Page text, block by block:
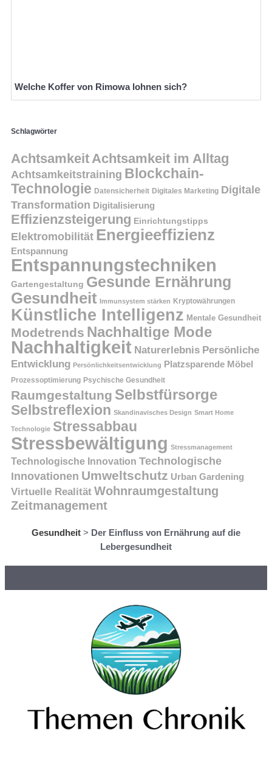
Welche Koffer von Rimowa lohnen sich?
Schlagwörter
AchtsamkeitAchtsamkeit im Alltag
Achtsamkeitstraining Blockchain-
Technologie Datensicherheit Digitales Marketing Digitale
Transformation Digitalisierung
Effizienzsteigerung Einrichtungstipps
Elektromobilität Energieeffizienz
Entspannung
Entspannungstechniken
Gartengestaltung Gesunde Ernährung
Gesundheit Immunsystem stärken Kryptowährungen
Künstliche Intelligenz Mentale Gesundheit
Modetrends Nachhaltige Mode
Nachhaltigkeit Naturerlebnis Persönliche
Entwicklung Persönlichkeitsentwicklung Platzsparende Möbel
Prozessoptimierung Psychische Gesundheit
Raumgestaltung Selbstfürsorge
Selbstreflexion Skandinavisches Design Smart Home
Technologie Stressabbau
Stressbewältigung Stressmanagement
Technologische Innovation Technologische
Innovationen Umweltschutz Urban Gardening
Virtuelle Realität Wohnraumgestaltung
Zeitmanagement
Gesundheit > Der Einfluss von Ernährung auf die
Lebergesundheit